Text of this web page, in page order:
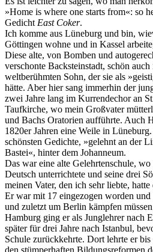
»Home is where one starts from«: so
Gedicht East Coker.
Ich komme aus Lüneburg und bin,
Göttingen wohne und in Kassel
Diese alte, von Bomben und
verschonte Backsteinstadt, schön
weltberühmten Sohn, der sie als
hätte. Aber hier sang immerhin der
zwei Jahre lang im Kurrendechor an
Taufkirche, wo mein Großvater
und Bachs Oratorien aufführte. Auch
1820er Jahren eine Weile in
schönsten Gedichte, »gelehnt an der
Bastei«, hinter dem Johanneum.
Das war eine alte Gelehrtenschule,
Deutsch unterrichtete und seine drei
meinen Vater, den ich sehr liebte,
Er war mit 17 eingezogen worden und
und zuletzt um Berlin kämpfen
Hamburg ging er als Junglehrer nach
später für drei Jahre nach Istanbul,
Schule zurückkehrte. Dort lehrte er
den stümperhaften Bildungsreformen